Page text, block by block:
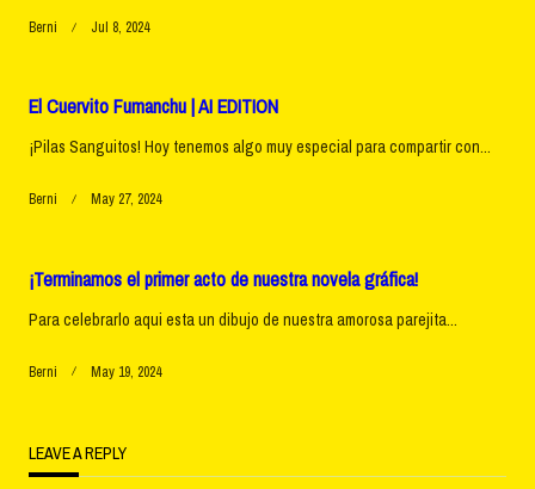
Berni Jul 8, 2024
El Cuervito Fumanchu | AI EDITION
¡Pilas Sanguitos! Hoy tenemos algo muy especial para compartir con...
Berni May 27, 2024
¡Terminamos el primer acto de nuestra novela gráfica!
Para celebrarlo aqui esta un dibujo de nuestra amorosa parejita...
Berni May 19, 2024
LEAVE A REPLY